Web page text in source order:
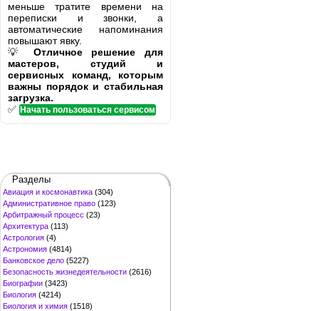
меньше тратите времени на
переписки и звонки, а
автоматические напоминания
повышают явку.
💡 Отличное решение для
мастеров, студий и
сервисных команд, которым
важны порядок и стабильная
загрузка.
✅ Начать пользоваться сервисом
Разделы
Авиация и космонавтика (304)
Административное право (123)
Арбитражный процесс (23)
Архитектура (113)
Астрология (4)
Астрономия (4814)
Банковское дело (5227)
Безопасность жизнедеятельности (2616)
Биографии (3423)
Биология (4214)
Биология и химия (1518)